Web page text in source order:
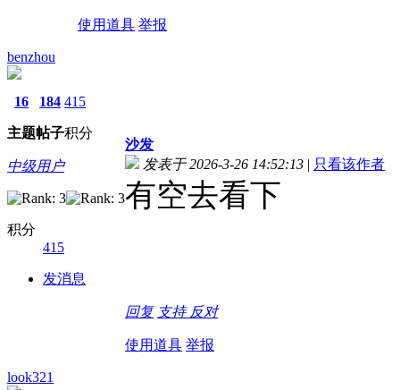
使用道具 举报
benzhou
16
主题
184
帖子
415
积分
中级用户
积分
415
发消息
沙发
发表于 2026-3-26 14:52:13 | 只看该作者
有空去看下
回复 支持 反对
使用道具 举报
look321